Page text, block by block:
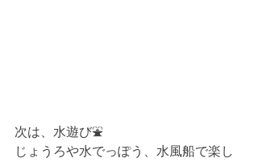
次は、水遊び⛲
じょうろや水でっぽう、水風船で楽し